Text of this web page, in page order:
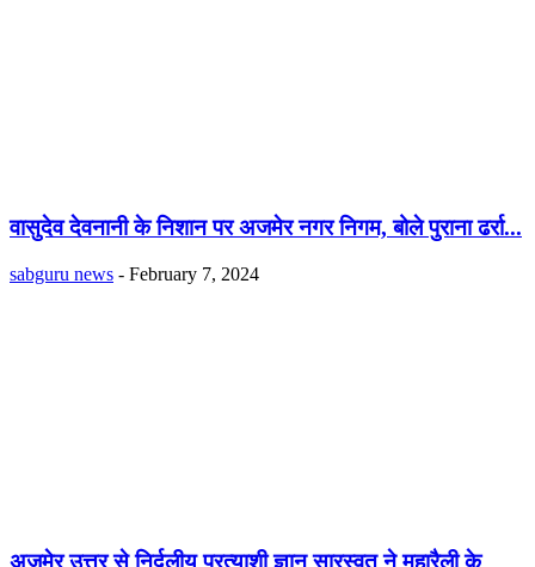
वासुदेव देवनानी के निशान पर अजमेर नगर निगम, बोले पुराना ढर्रा...
sabguru news - February 7, 2024
अजमेर उत्तर से निर्दलीय प्रत्याशी ज्ञान सारस्वत ने महारैली के